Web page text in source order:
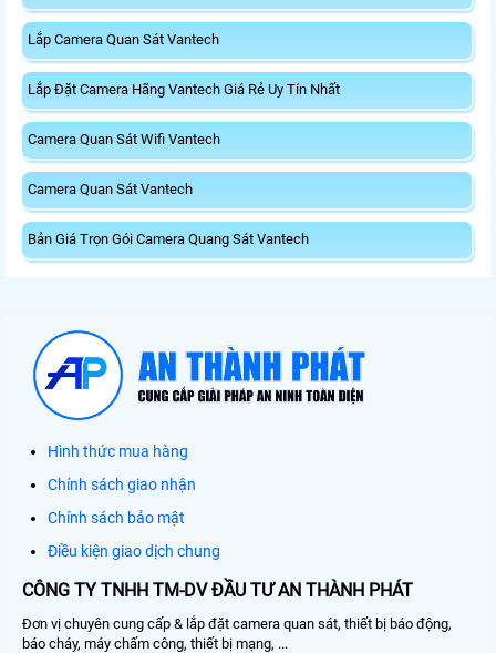
Lắp Camera Quan Sát Vantech
Lắp Đặt Camera Hãng Vantech Giá Rẻ Uy Tín Nhất
Camera Quan Sát Wifi Vantech
Camera Quan Sát Vantech
Bản Giá Trọn Gói Camera Quang Sát Vantech
Hình thức mua hàng
Chính sách giao nhận
Chính sách bảo mật
Điều kiện giao dịch chung
CÔNG TY TNHH TM-DV ĐẦU TƯ AN THÀNH PHÁT
Đơn vị chuyên cung cấp & lắp đặt camera quan sát, thiết bị báo động,
báo cháy, máy chấm công, thiết bị mạng, ...